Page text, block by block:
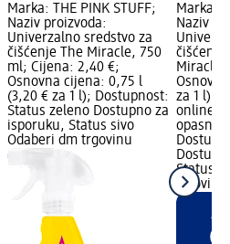
Marka: THE PINK STUFF;
Naziv proizvoda:
Univerzalno sredstvo za
čišćenje The Miracle, 750
ml; Cijena: 2,40 €;
Osnovna cijena: 0,75 l
(3,20 € za 1 l); Dostupnost:
Status zeleno Dostupno za
isporuku, Status sivo
Odaberi dm trgovinu
Marka:
Naziv
čišćenje
Miracle,
za 1 l);
online
Status
trgovine